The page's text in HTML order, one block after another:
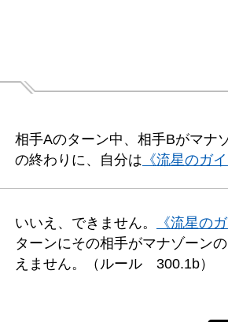
相手Aのターン中、相手Bがマナ
の終わりに、自分は 《流星のガ
いいえ、できません。 《流星の
ターンにその相手がマナゾーン
えません。（ルール 300.1b）